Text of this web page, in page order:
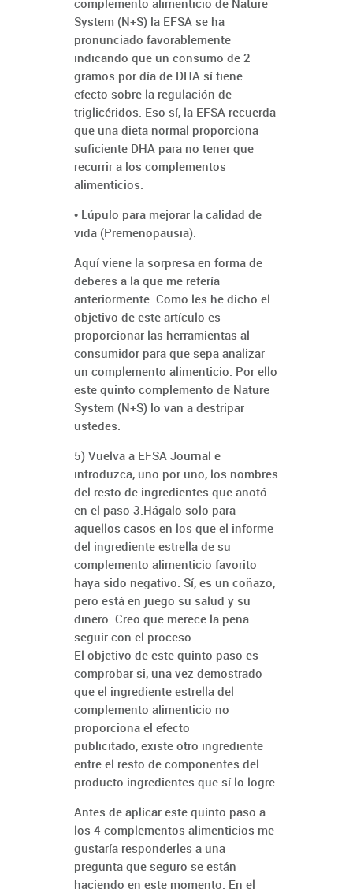
complemento alimenticio de Nature
System (N+S) la EFSA se ha
pronunciado favorablemente
indicando que un consumo de 2
gramos por día de DHA sí tiene
efecto sobre la regulación de
triglicéridos. Eso sí, la EFSA recuerda
que una dieta normal proporciona
suficiente DHA para no tener que
recurrir a los complementos
alimenticios.
• Lúpulo para mejorar la calidad de
vida (Premenopausia).
Aquí viene la sorpresa en forma de
deberes a la que me refería
anteriormente. Como les he dicho el
objetivo de este artículo es
proporcionar las herramientas al
consumidor para que sepa analizar
un complemento alimenticio. Por ello
este quinto complemento de Nature
System (N+S) lo van a destripar
ustedes.
5) Vuelva a EFSA Journal e
introduzca, uno por uno, los nombres
del resto de ingredientes que anotó
en el paso 3.Hágalo solo para
aquellos casos en los que el informe
del ingrediente estrella de su
complemento alimenticio favorito
haya sido negativo. Sí, es un coñazo,
pero está en juego su salud y su
dinero. Creo que merece la pena
seguir con el proceso.
El objetivo de este quinto paso es
comprobar si, una vez demostrado
que el ingrediente estrella del
complemento alimenticio no
proporciona el efecto
publicitado, existe otro ingrediente
entre el resto de componentes del
producto ingredientes que sí lo logre.
Antes de aplicar este quinto paso a
los 4 complementos alimenticios me
gustaría responderles a una
pregunta que seguro se están
haciendo en este momento. En el